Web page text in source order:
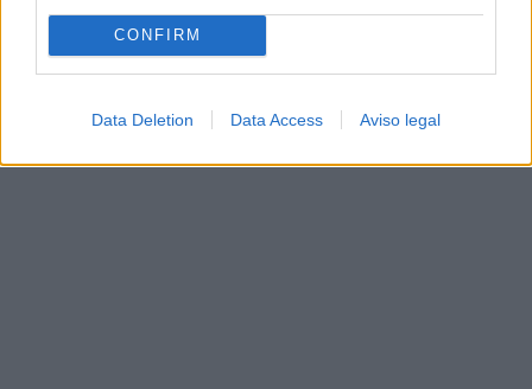
CONFIRM
Data Deletion Data Access Aviso legal